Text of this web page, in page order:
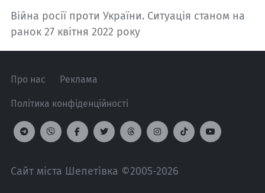
Війна росії проти України. Ситуація станом на
ранок 27 квітня 2022 року
Про нас Реклама
Політика конфіденційності
Сайт міста Шепетівка ©2005-2026